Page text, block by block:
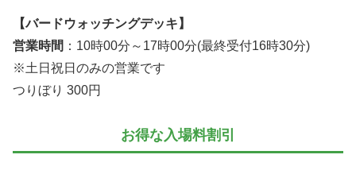
【バードウォッチングデッキ】
営業時間 ：10時00分～17時00分(最終受付16時30分)
※土日祝日のみの営業です
つりぼり 300円
お得な入場料割引